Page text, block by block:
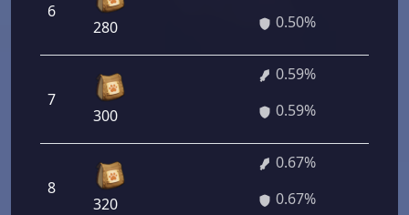
6
280
0.50%
7
300
0.59%
0.59%
8
320
0.67%
0.67%